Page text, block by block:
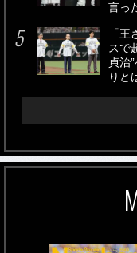
言っ
「
スで
貞治
りと